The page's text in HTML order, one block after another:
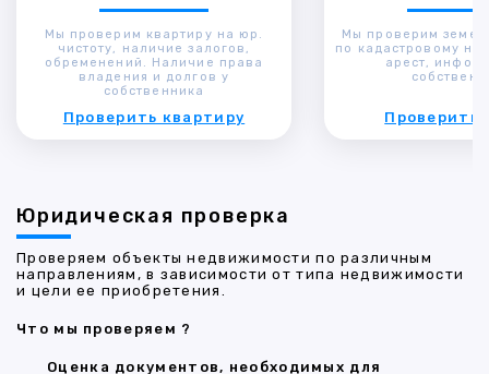
Мы проверим квартиру на юр.
чистоту, наличие залогов,
обременений. Наличие права
владения и долгов у
собственника
Проверить квартиру
Мы проверим
по кадастровому
арест,
Проверить
Юридическая проверка
Проверяем объекты недвижимости по различным
направлениям, в зависимости от типа недвижимости
и цели ее приобретения.
Что мы проверяем ?
Оценка документов, необходимых для